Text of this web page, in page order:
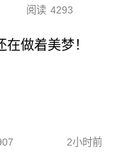
阅读 4293
做着美梦！
2小时前